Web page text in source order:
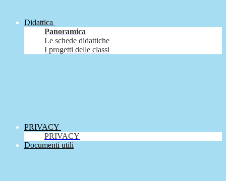
Didattica
Panoramica
Le schede didattiche
I progetti delle classi
PRIVACY
PRIVACY
Documenti utili